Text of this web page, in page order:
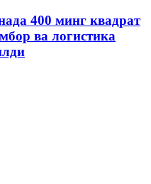
400 минг квадрат
ва логистика